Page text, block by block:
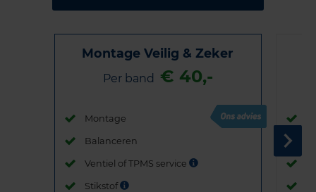
Montage Veilig & Zeker
Per band € 40,-
Montage
Balanceren
Ventiel of TPMS service
Stikstof